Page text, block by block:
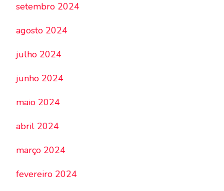
setembro 2024
agosto 2024
julho 2024
junho 2024
maio 2024
abril 2024
março 2024
fevereiro 2024